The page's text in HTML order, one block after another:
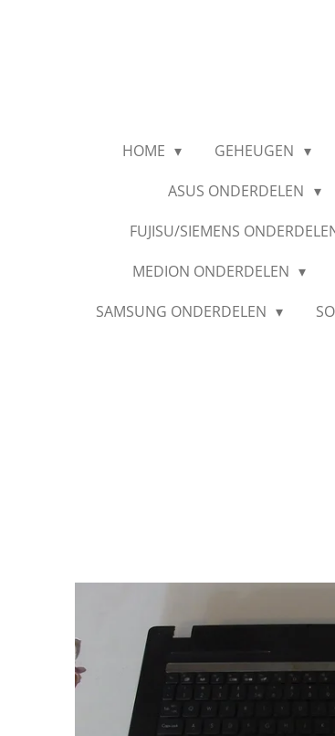
HOME GEHEUGEN
ASUS ONDERDELEN
FUJISU/SIEMENS
MEDION ONDERDELEN
SAMSUNG ONDERDELEN